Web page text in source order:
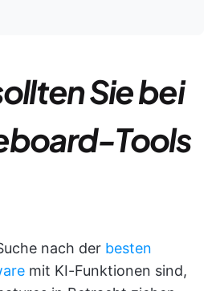
Sie bei
Tools
nach der besten
mit KI-Funktionen sind,